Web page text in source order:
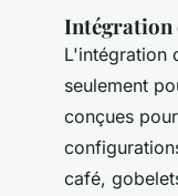
Intégration
L'intégration
seulement
conçues
café,